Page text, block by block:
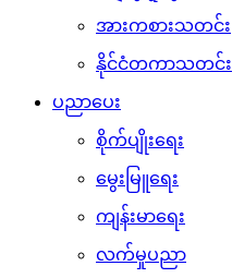
အားကစားသတင်း
နိုင်ငံတကာသတင်း
ပညာပေး
စိုက်ပျိုးရေး
မွေးမြူရေး
ကျန်းမာရေး
လက်မှုပညာ